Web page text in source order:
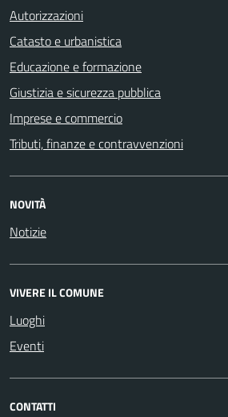
Autorizzazioni
Catasto e urbanistica
Educazione e formazione
Giustizia e sicurezza pubblica
Imprese e commercio
Tributi, finanze e contravvenzioni
NOVITÀ
Notizie
VIVERE IL COMUNE
Luoghi
Eventi
CONTATTI